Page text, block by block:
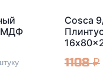
МДФ
Cosca
1108₽